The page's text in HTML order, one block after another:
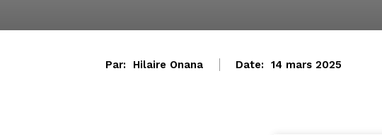
Par: Hilaire Onana Date: 14 mars 2025